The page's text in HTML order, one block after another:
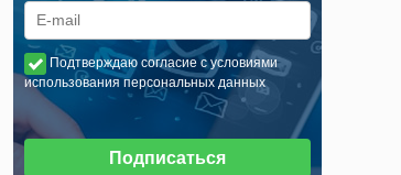
Подтверждаю согласие с условиями
использования персональных данных
Подписаться